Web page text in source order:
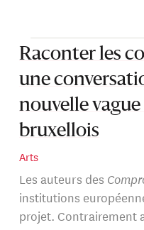
Raconter les
une
nouvelle
bruxellois
Arts
Les auteurs des
institutions
projet. Contrairement